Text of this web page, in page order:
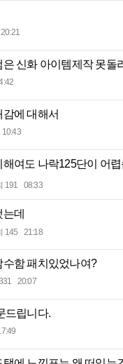
20:21
은 신화 아이템제작 못돌
에 대해서
10:43
해여도 나락125단이 어
191 08:33
데
145 21:18
함 패치있었나여?
20:07
드립니다.